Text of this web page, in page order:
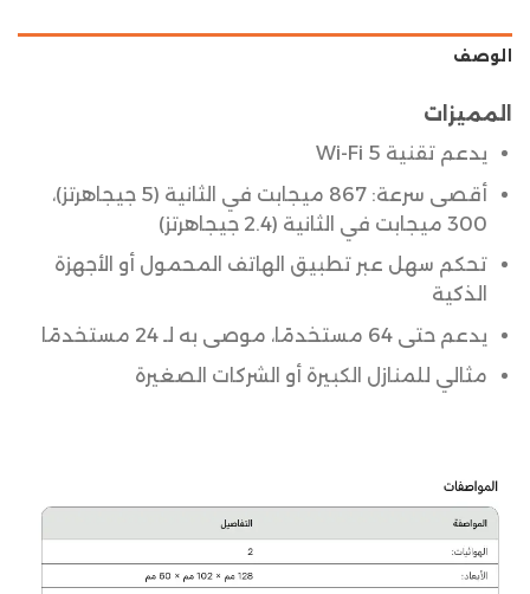
الوصف
المميزات
يدعم تقنية Wi-Fi 5
أقصى سرعة: 867 ميجابت في الثانية (5 جيجاهرتز)،
300 ميجابت في الثانية (2.4 جيجاهرتز)
تحكم سهل عبر تطبيق الهاتف المحمول أو الأجهزة
الذكية
يدعم حتى 64 مستخدمًا، موصى به لـ 24 مستخدمًا
مثالي للمنازل الكبيرة أو الشركات الصغيرة